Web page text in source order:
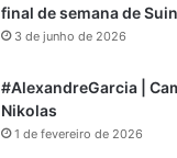
final de semana de
3 de junho de 2026
#AlexandreGarcia |
Nikolas
1 de fevereiro de 2026